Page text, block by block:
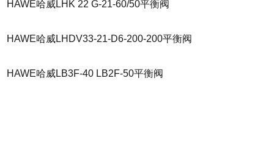
HAWE哈威LHK 22 G-21-60/50平衡阀
HAWE哈威LHDV33-21-D6-200-200平衡阀
HAWE哈威LB3F-40 LB2F-50平衡阀